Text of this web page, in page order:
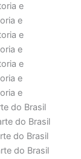
e
e
e
e
e
e
e
do Brasil
do Brasil
do Brasil
do Brasil